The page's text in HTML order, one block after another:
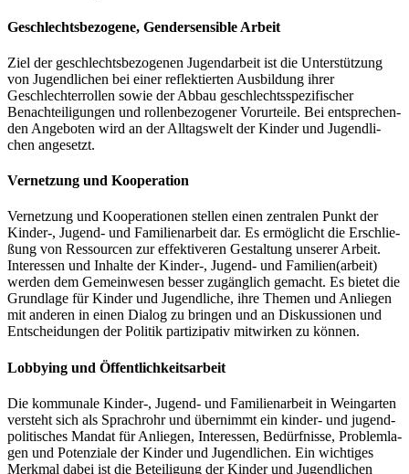
Geschlechts­be­zo­ge­ne, Gen­der­sen­si­ble Arbeit
Ziel der geschlechts­be­zo­ge­nen Jugend­ar­beit ist die Unter­stüt­zung
von Jugend­li­chen bei einer reflek­tier­ten Aus­bil­dung ihrer
Geschlech­ter­rol­len sowie der Abbau geschlechts­spe­zi­fi­scher
Benach­tei­li­gun­gen und rol­len­be­zo­ge­ner Vor­ur­tei­le. Bei ent­spre­chen­
den Ange­bo­ten wird an der All­tags­welt der Kin­der und Jugend­li­
chen angesetzt.
Ver­net­zung und Kooperation
Ver­net­zung und Koope­ra­tio­nen stel­len einen zen­tra­len Punkt der
Kinder‑, Jugend- und Fami­li­en­ar­beit dar. Es ermög­licht die Erschlie­
ßung von Res­sour­cen zur effek­ti­ve­ren Gestal­tung unse­rer Arbeit.
Inter­es­sen und Inhal­te der Kinder‑, Jugend- und Familien(arbeit)
wer­den dem Gemein­we­sen bes­ser zugäng­lich gemacht. Es bie­tet die
Grund­la­ge für Kin­der und Jugend­li­che, ihre The­men und Anlie­gen
mit ande­ren in einen Dia­log zu brin­gen und an Dis­kus­sio­nen und
Ent­schei­dun­gen der Poli­tik par­ti­zi­pa­tiv mit­wir­ken zu können.
Lob­by­ing und Öffentlichkeitsarbeit
Die kom­mu­na­le Kinder‑, Jugend- und Fami­li­en­ar­beit in Wein­gar­ten
ver­steht sich als Sprach­rohr und über­nimmt ein kin­­der- und jugend­
po­li­ti­sches Man­dat für Anlie­gen, Inter­es­sen, Bedürf­nis­se, Pro­blem­la­
gen und Poten­zia­le der Kin­der und Jugend­li­chen. Ein wich­ti­ges
Merk­mal dabei ist die Betei­li­gung der Kin­der und Jugend­li­chen